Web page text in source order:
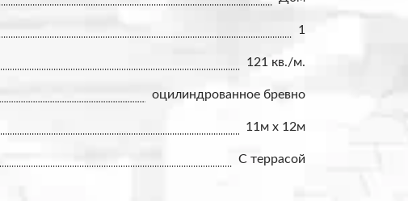
1
121 кв./м.
оцилиндрованное бревно
11м x 12м
С террасой